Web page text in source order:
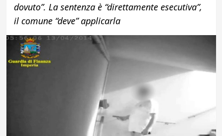
dovuto”. La sentenza è “direttamente esecutiva”,
il comune “deve” applicarla